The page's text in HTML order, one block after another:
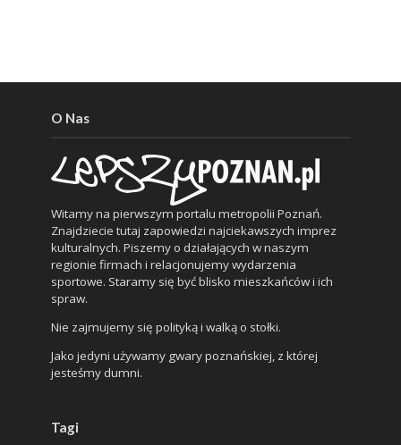
O Nas
Witamy na pierwszym portalu metropolii Poznań.
Znajdziecie tutaj zapowiedzi najciekawszych imprez
kulturalnych. Piszemy o działających w naszym
regionie firmach i relacjonujemy wydarzenia
sportowe. Staramy się być blisko mieszkańców i ich
spraw.
Nie zajmujemy się polityką i walką o stołki.
Jako jedyni używamy gwary poznańskiej, z której
jesteśmy dumni.
Tagi